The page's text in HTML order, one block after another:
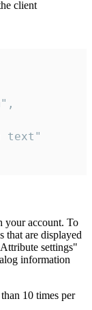
client
text"
your account. To
that are displayed
settings"
information
10 times per